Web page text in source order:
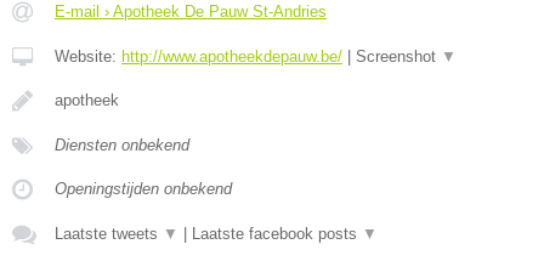
E-mail › Apotheek De Pauw St-Andries
Website: http://www.apotheekdepauw.be/ | Screenshot ▼
apotheek
Diensten onbekend
Openingstijden onbekend
Laatste tweets ▼ | Laatste facebook posts ▼